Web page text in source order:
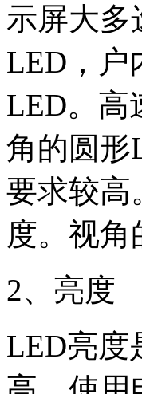
示屏大多
LED ，
LED。高
角的圆形
要求较高
度。视
2、亮度
LED亮度